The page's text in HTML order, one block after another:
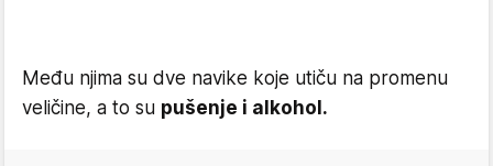
Među njima su dve navike koje utiču na promenu
veličine, a to su pušenje i alkohol.